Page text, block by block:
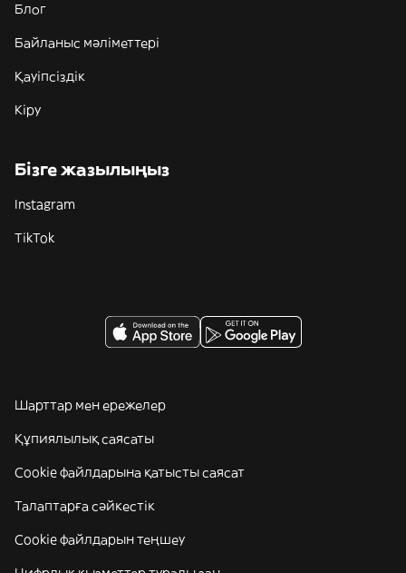
Блог
Байланыс мәліметтері
Қауіпсіздік
Кіру
Бізге жазылыңыз
Instagram
TikTok
Шарттар мен ережелер
Құпиялылық саясаты
Cookie файлдарына қатысты саясат
Талаптарға сәйкестік
Cookie файлдарын теңшеу